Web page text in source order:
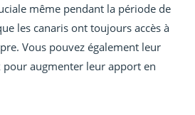
même pendant la période de
les canaris ont toujours accès à
Vous pouvez également leur
augmenter leur apport en